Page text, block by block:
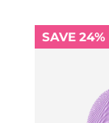
SAVE 24%